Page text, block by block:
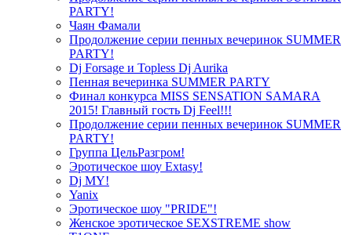
PARTY!
Чаян Фамали
Продолжение серии пенных вечеринок SUMMER
PARTY!
Dj Forsage и Topless Dj Aurika
Пенная вечеринка SUMMER PARTY
Финал конкурса MISS SENSATION SAMARA
2015! Главный гость Dj Feel!!!
Продолжение серии пенных вечеринок SUMMER
PARTY!
Группа ЦельРазгром!
Эротическое шоу Extasy!
Dj MY!
Yanix
Эротическое шоу "PRIDE"!
Женское эротическое SEXSTREME show